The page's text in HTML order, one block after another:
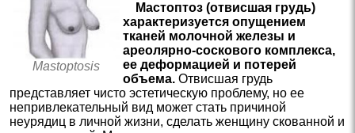
Mastoptosis
Мастоптоз (отвисшая грудь)
характеризуется опущением
тканей молочной железы и
ареолярно-соскового комплекса,
ее деформацией и потерей
объема.Отвисшая грудь
представляет чисто эстетическую проблему, но ее
непривлекательный вид может стать причиной
неурядиц в личной жизни, сделать женщину скованной и